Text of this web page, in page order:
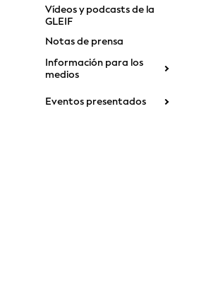
Vídeos y podcasts de la
GLEIF
Notas de prensa
Información para los
medios
Eventos presentados